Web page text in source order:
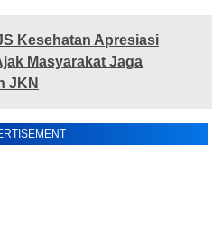
Kesehatan Apresiasi
Masyarakat Jaga
JKN